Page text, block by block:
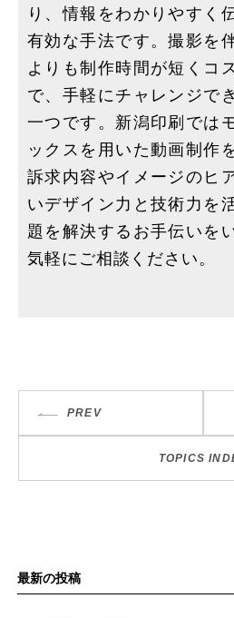
り、情報をわかりやすく
有効な手法です。撮影を
よりも制作時間が短くコ
で、手軽にチャレンジで
一つです。新潟印刷では
ックスを用いた動画制作
訴求内容やイメージのヒ
いデザイン力と技術力を
題を解決するお手伝いを
気軽にご相談ください。
PREV
TOPICS
最新の投稿